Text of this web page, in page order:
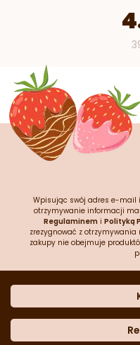
Wpisując swój adres e-mail
otrzymywanie informacji
Regulaminem i Polityką
zrezygnować z
zakupy nie obejmuje